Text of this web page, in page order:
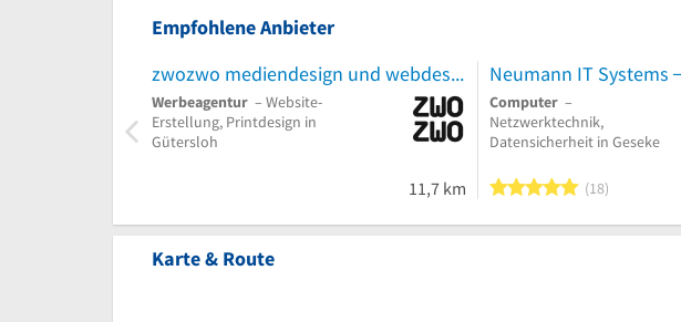
Empfohlene Anbieter
zwozwo mediendesign und webdesign
Werbeagentur – Website-
Erstellung, Printdesign in
Gütersloh
11,7 km
Neumann IT Systems
Computer –
Netzwerktechnik,
Datensicherheit in Geseke
5 von 5
18
Karte & Route